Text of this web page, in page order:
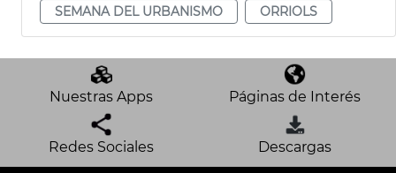
SEMANA DEL URBANISMO
ORRIOLS
Nuestras Apps Páginas de Interés
Redes Sociales Descargas